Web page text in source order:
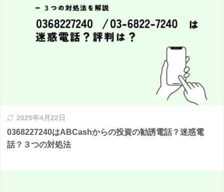
2025年4月22日
0368227240はABCashからの投資の勧誘電話？迷惑電
話？３つの対処法